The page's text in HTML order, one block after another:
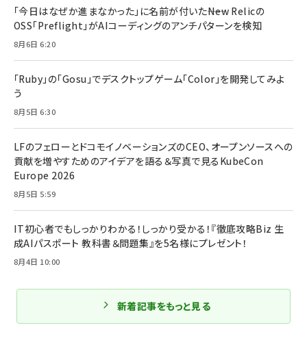
「今日はなぜか進まなかった」に名前が付いた――New Relicの
OSS「Preflight」がAIコーディングのアンチパターンを検知
8月6日 6:20
「Ruby」の「Gosu」でデスクトップゲーム「Color」を開発してみよ
う
8月5日 6:30
LFのフェローとドコモイノベーションズのCEO、オープンソースへの
貢献を増やすためのアイデアを語る＆写真で見るKubeCon
Europe 2026
8月5日 5:59
IT初心者でもしっかりわかる！しっかり受かる！『徹底攻略Biz 生
成AIパスポート 教科書＆問題集』を5名様にプレゼント！
8月4日 10:00
新着記事をもっと見る